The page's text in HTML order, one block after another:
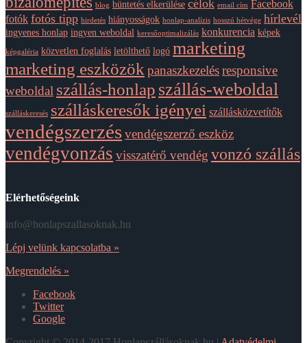
blog büntetés elkerülése célok email cím Facebook
fotók fotós tipp hirdetés hiányosságok honlap-analízis hosszú hétvége hírlevél
ingyenes honlap ingyen weboldal keresőoptimalizálás konkurencia képek
képgaléria közvetlen foglalás letölthető logó marketing
marketing eszközökpanaszkezelésresponsive
weboldal szállás-honlap szállás-weboldal
szálláskeresés szálláskeresők igényei szállásközvetítők
vendégszerzésvendégszerző eszköz
vendégvonzás visszatérő vendég vonzó szállás
Elérhetőségeink
info@honlapszallasoknak.hu
Lépj velünk kapcsolatba »
Megrendelés »
Facebook
Twitter
Google